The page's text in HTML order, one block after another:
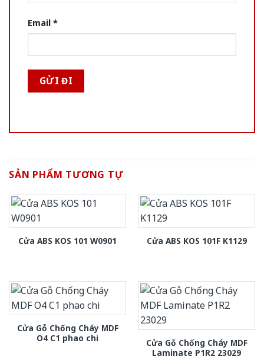
Email *
SẢN PHẨM TƯƠNG TỰ
Cửa ABS KOS 101 W0901 Cửa ABS KOS 101F K1129
Cửa Gỗ Chống Cháy MDF
O4 C1 phao chi
Cửa Gỗ Chống Cháy MDF
Laminate P1R2 23029